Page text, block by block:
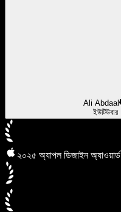
Ali Abdaal
ইউটিউবার
২০২৫ অ্যাপল ডিজাইন অ্যাওয়ার্ড